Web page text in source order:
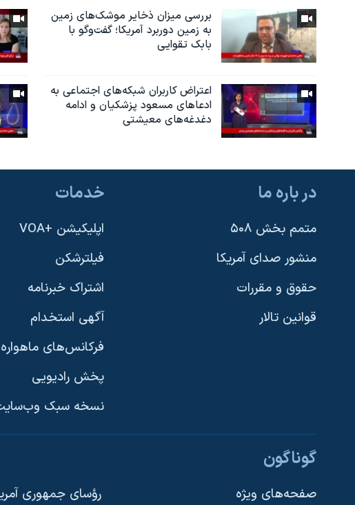
دنبال کنید
بررسی میزان ذخایر موشک‌های زمین
به زمین دوربرد آمریکا؛ گفت‌وگو با
بابک تقوایی
اعتراض کاربران شبکه‌های اجتماعی به
ادعاهای مسعود پزشکیان و ادامه
دغدغه‌های معیشتی
در باره ما
متمم بخش ۵۰۸
منشور صدای آمریکا
حقوق و مقررات
قوانین تالار
خدمات
اپلیکیشن +VOA
فیلترشکن
اشتراک خبرنامه
آگهی استخدام
فرکانس‌های
پخش رادیویی
نسخه سبک
گوناگون
صفحه‌های ویژه رؤسای جمهوری